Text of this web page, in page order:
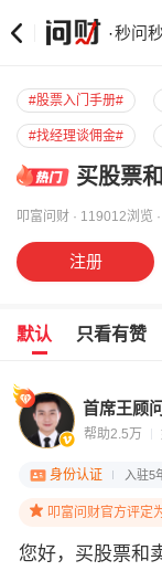
·秒问
#股票入门手册#
#找经理谈佣金#
买股票
叩富问财 · 119012浏览
注册
默认 只看有赞
首席王顾问
帮助2.5万
身份认证 入驻5
叩富问财官方评定
您好，买股票和